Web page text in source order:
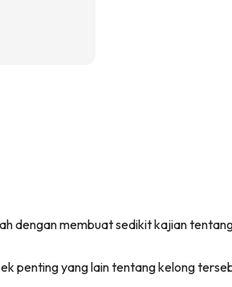
dengan membuat sedikit kajian
penting yang lain tentang kelong